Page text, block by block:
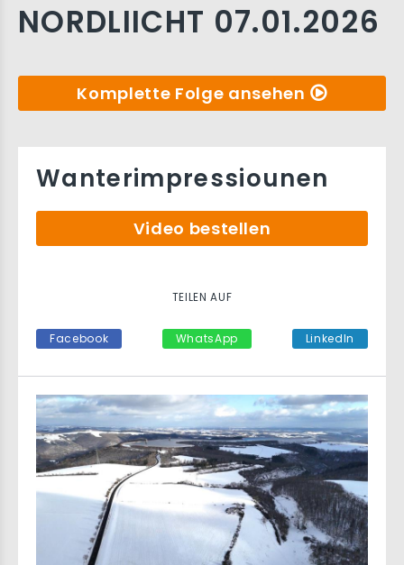
NORDLIICHT 07.01.2026
Komplette Folge ansehen
Wanterimpressiounen
Video bestellen
TEILEN AUF
Facebook WhatsApp LinkedIn